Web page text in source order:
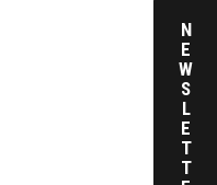
N
E
W
S
L
E
T
T